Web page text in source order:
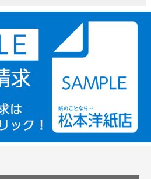
ますか
が透明の商品はありますか
ロールタイプはありますか？
装紙に適した紙はありますか？